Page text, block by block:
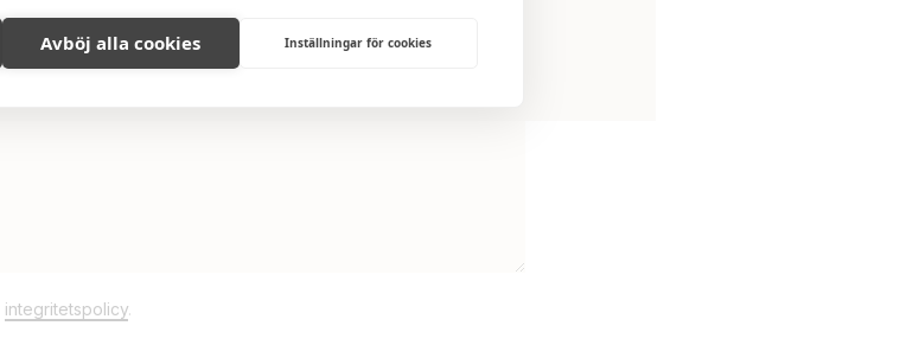
Avböj alla cookies Inställningar för cookies
integritetspolicy.